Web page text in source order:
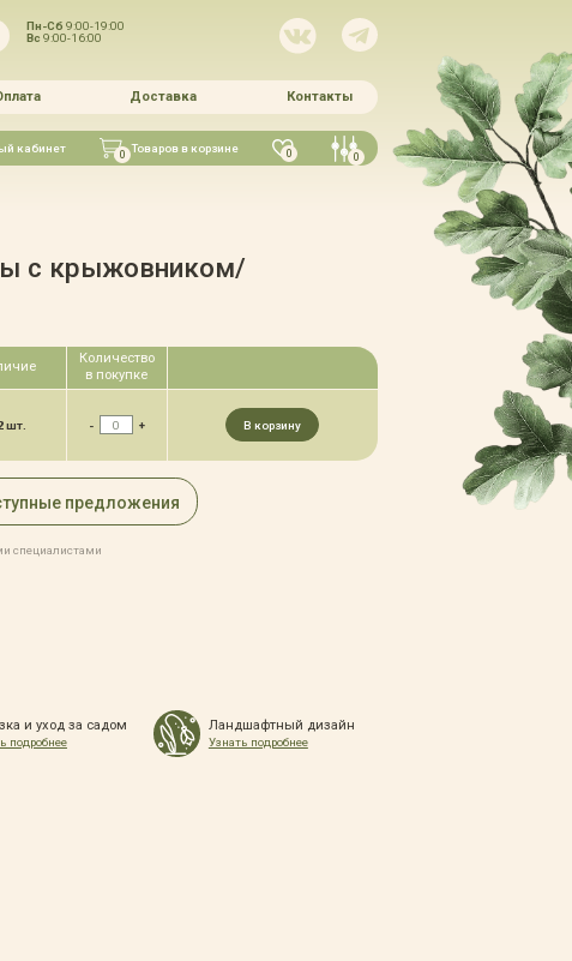
Пн-Сб9:00-19:00
Вс9:00-16:00
Доставка Контакты
кабинет 0 Товаров в корзине 0 0
с крыжовником/
Количество
в покупке
шт. - + В корзину
предложения
специалистами
и уход за садом
подробнее
Ландшафтный дизайн
Узнать подробнее